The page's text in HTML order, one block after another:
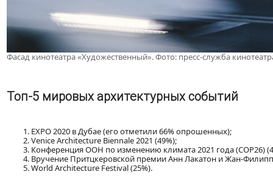
Фасад кинотеатра «Художественный». Фото: пресс-служба
Топ-5 мировых архитектурных событий
EXPO 2020 в Дубае (его отметили 66% опрошенных);
Venice Architecture Biennale 2021 (49%);
Конференция ООН по изменению климата 2021 года (COP26)
Вручение Притцкеровской премии Анн Лакатон и Жан-
World Architecture Festival (25%).